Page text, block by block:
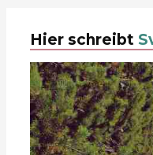
Hier schreibt